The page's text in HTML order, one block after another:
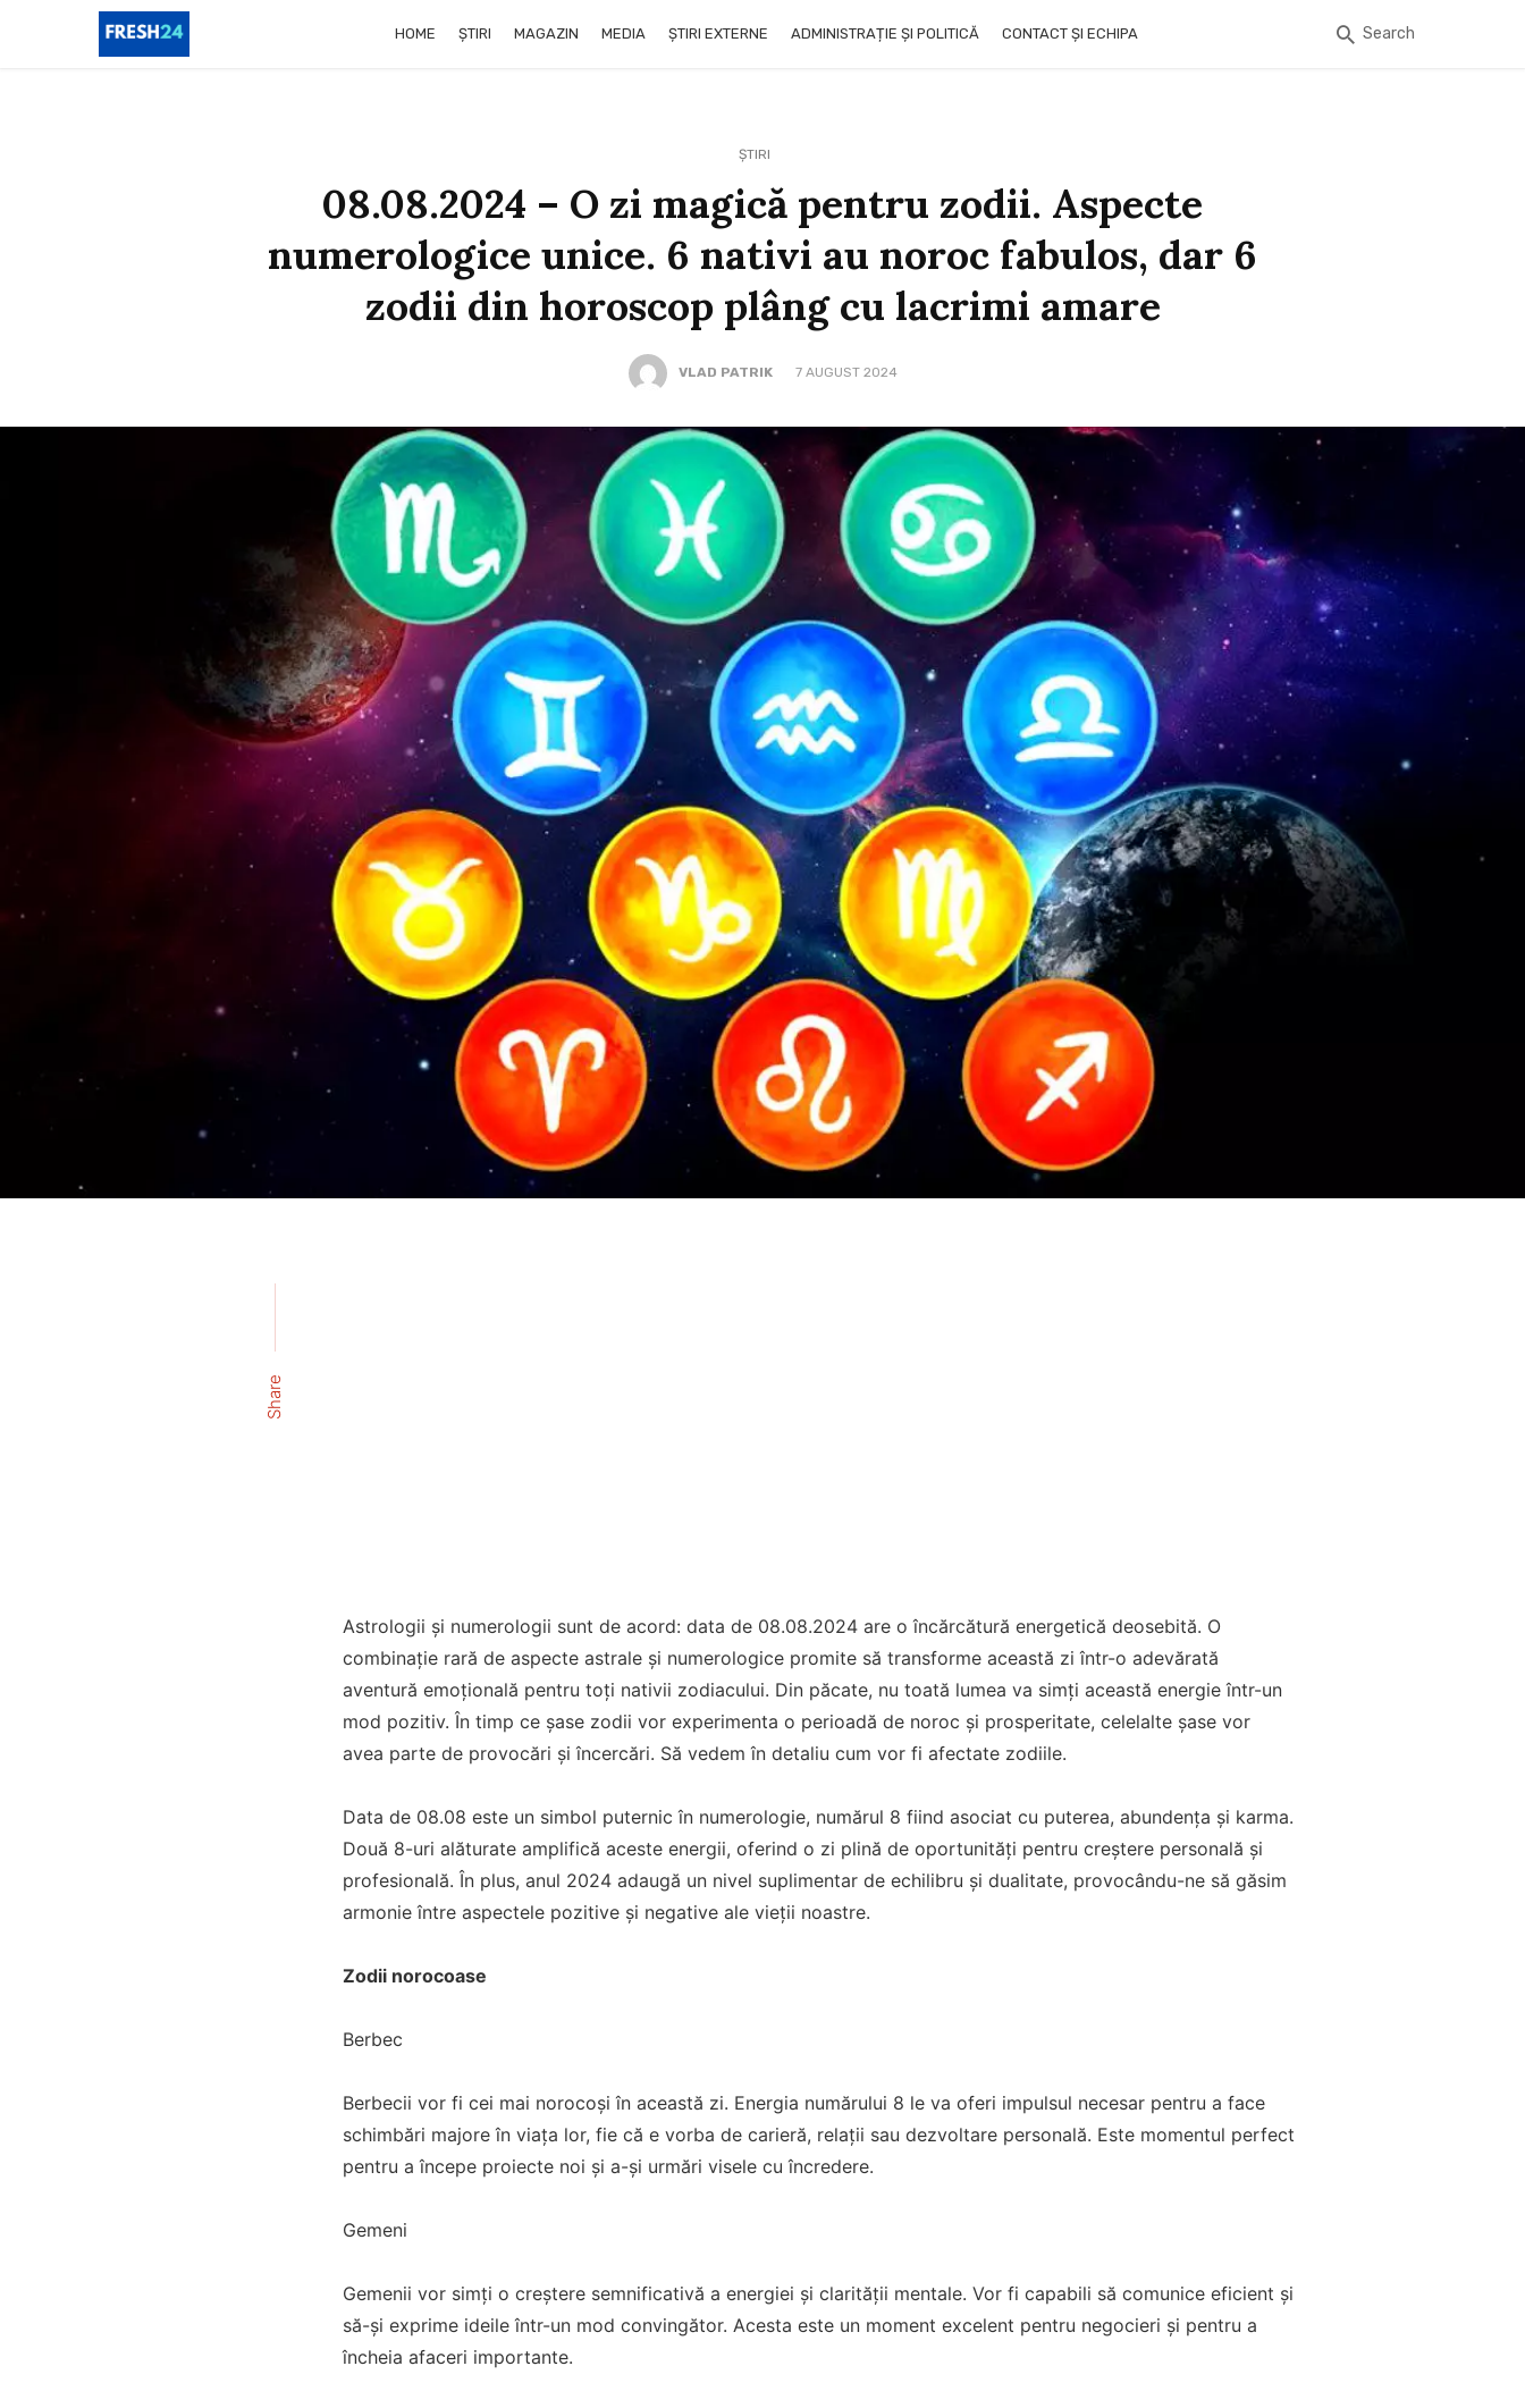
HOME ȘTIRI MAGAZIN MEDIA ȘTIRI EXTERNE ADMINISTRAȚIE ȘI POLITICĂ CONTACT ȘI ECHIPA Search
ȘTIRI
08.08.2024 – O zi magică pentru zodii. Aspecte
numerologice unice. 6 nativi au noroc fabulos, dar 6
zodii din horoscop plâng cu lacrimi amare
VLAD PATRIK 7 AUGUST 2024
Share
Astrologii și numerologii sunt de acord: data de 08.08.2024 are o încărcătură energetică deosebită. O
combinație rară de aspecte astrale și numerologice promite să transforme această zi într-o adevărată
aventură emoțională pentru toți nativii zodiacului. Din păcate, nu toată lumea va simți această energie într-un
mod pozitiv. În timp ce șase zodii vor experimenta o perioadă de noroc și prosperitate, celelalte șase vor
avea parte de provocări și încercări. Să vedem în detaliu cum vor fi afectate zodiile.
Data de 08.08 este un simbol puternic în numerologie, numărul 8 fiind asociat cu puterea, abundența și karma.
Două 8-uri alăturate amplifică aceste energii, oferind o zi plină de oportunități pentru creștere personală și
profesională. În plus, anul 2024 adaugă un nivel suplimentar de echilibru și dualitate, provocându-ne să găsim
armonie între aspectele pozitive și negative ale vieții noastre.
Zodii norocoase
Berbec
Berbecii vor fi cei mai norocoși în această zi. Energia numărului 8 le va oferi impulsul necesar pentru a face
schimbări majore în viața lor, fie că e vorba de carieră, relații sau dezvoltare personală. Este momentul perfect
pentru a începe proiecte noi și a-și urmări visele cu încredere.
Gemeni
Gemenii vor simți o creștere semnificativă a energiei și clarității mentale. Vor fi capabili să comunice eficient și
să-și exprime ideile într-un mod convingător. Acesta este un moment excelent pentru negocieri și pentru a
încheia afaceri importante.